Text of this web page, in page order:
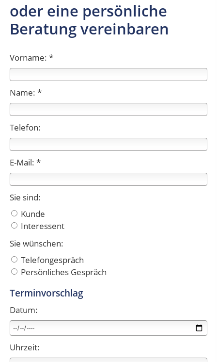
oder eine persönliche
Beratung vereinbaren
Vorname: *
Name: *
Telefon:
E-Mail: *
Sie sind:
Kunde
Interessent
Sie wünschen:
Telefongespräch
Persönliches Gespräch
Terminvorschlag
Datum:
Uhrzeit: